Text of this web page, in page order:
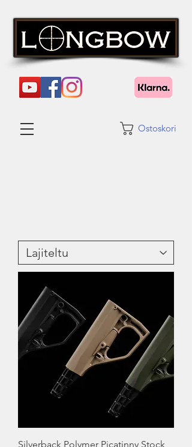
Ostoskori
Silverback Polymer Picatinny Stock